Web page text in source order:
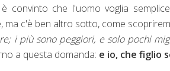
convinto che l'uomo voglia
c'è ben altro sotto, come
i più sono peggiori, e solo pochi
a questa domanda: e io, che figlio